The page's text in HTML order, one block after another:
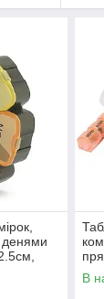
денями
В